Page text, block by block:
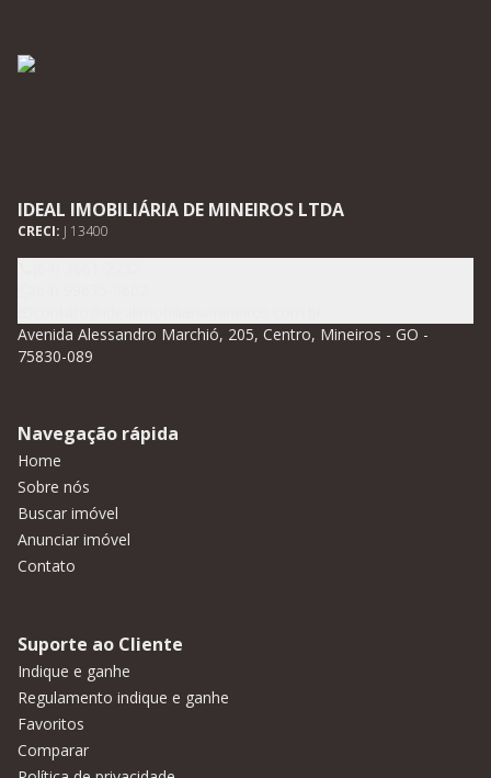
IDEAL IMOBILIÁRIA DE MINEIROS LTDA
CRECI: J 13400
Avenida Alessandro Marchió, 205, Centro, Mineiros - GO -
75830-089
Navegação rápida
Home
Sobre nós
Buscar imóvel
Anunciar imóvel
Contato
Suporte ao Cliente
Indique e ganhe
Regulamento indique e ganhe
Favoritos
Comparar